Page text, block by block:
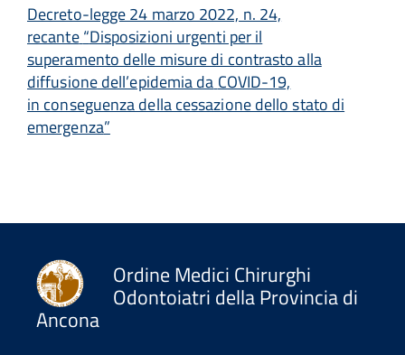
Decreto-legge 24 marzo 2022, n. 24,
recante“Disposizioni urgenti per il
superamento delle misure di contrasto alla
diffusionedell’epidemia da COVID-19,
in conseguenza della cessazione dello stato di
emergenza”
Ordine Medici Chirurghi
Odontoiatri della Provincia di
Ancona